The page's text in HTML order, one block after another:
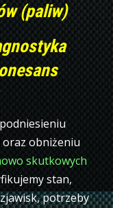
(paliw)
oraz obniżeniu
skutkowych
stan,
potrzeby